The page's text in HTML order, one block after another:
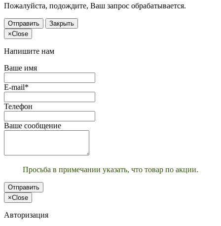
Пожалуйста, подождите, Ваш запрос обрабатывается.
Отправить
Закрыть
×Close
Напишите нам
Ваше имя
E-mail*
Телефон
Ваше сообщение
Просьба в примечании указать, что товар по акции.
Отправить
×Close
Авторизация